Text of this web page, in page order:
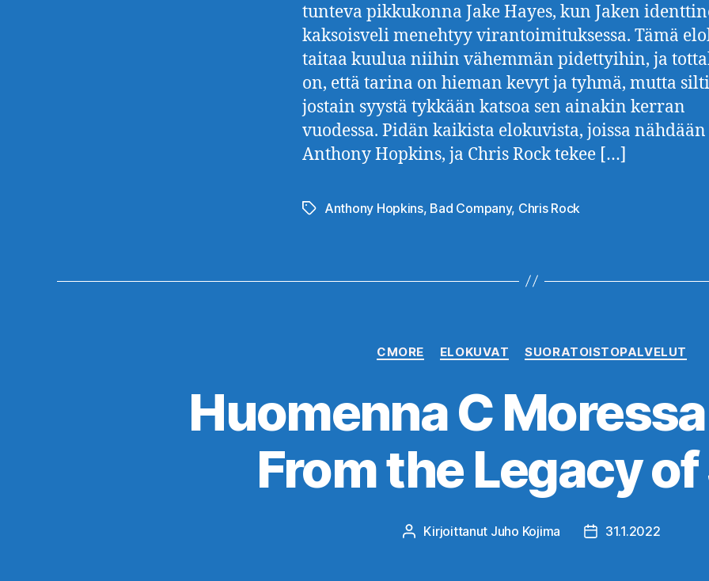
tunteva pikkukonna Jake Hayes, kun Jaken
kaksoisveli menehtyy virantoimituksessa. Tämä
taitaa kuulua niihin vähemmän pidettyihin, ja
on, että tarina on hieman kevyt ja tyhmä, mutta silti
jostain syystä tykkään katsoa sen ainakin kerran
vuodessa. Pidän kaikista elokuvista, joissa nähdään
Anthony Hopkins, ja Chris Rock tekee […]
Avainsanat
Anthony Hopkins, Bad Company, Chris Rock
Kategoriat
CMORE ELOKUVAT SUORATOISTOPALVELUT
Huomenna C
From the Legacy
Kirjoittaja
Kirjoittanut Juho Kojima Julkaisupäivämäärä
31.1.2022